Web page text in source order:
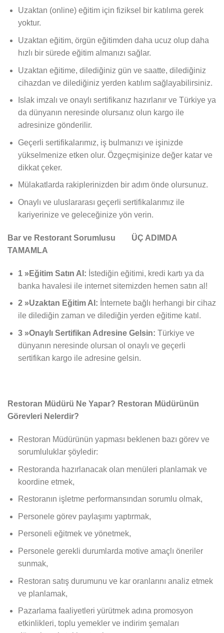
Uzaktan (online) eğitim için fiziksel bir katılıma gerek
yoktur.
Uzaktan eğitim, örgün eğitimden daha ucuz olup daha
hızlı bir sürede eğitim almanızı sağlar.
Uzaktan eğitime, dilediğiniz gün ve saatte, dilediğiniz
cihazdan ve dilediğiniz yerden katılım sağlayabilirsiniz.
Islak imzalı ve onaylı sertifikanız hazırlanır ve Türkiye ya
da dünyanın neresinde olursanız olun kargo ile
adresinize gönderilir.
Geçerli sertifikalarımız, iş bulmanızı ve işinizde
yükselmenize etken olur. Özgeçmişinize değer katar ve
dikkat çeker.
Mülakatlarda rakiplerinizden bir adım önde olursunuz.
Onaylı ve uluslararası geçerli sertifikalarımız ile
kariyerinize ve geleceğinize yön verin.
Bar ve Restorant Sorumlusu ÜÇ ADIMDA
TAMAMLA
1 »Eğitim Satın Al: İstediğin eğitimi, kredi kartı ya da
banka havalesi ile internet sitemizden hemen satın al!
2 »Uzaktan Eğitim Al: İnternete bağlı herhangi bir cihaz
ile dilediğin zaman ve dilediğin yerden eğitime katıl.
3 »Onaylı Sertifikan Adresine Gelsin: Türkiye ve
dünyanın neresinde olursan ol onaylı ve geçerli
sertifikan kargo ile adresine gelsin.
Restoran Müdürü Ne Yapar? Restoran Müdürünün
Görevleri Nelerdir?
Restoran Müdürünün yapması beklenen bazı görev ve
sorumluluklar şöyledir:
Restoranda hazırlanacak olan menüleri planlamak ve
koordine etmek,
Restoranın işletme performansından sorumlu olmak,
Personele görev paylaşımı yaptırmak,
Personeli eğitmek ve yönetmek,
Personele gerekli durumlarda motive amaçlı öneriler
sunmak,
Restoran satış durumunu ve kar oranlarını analiz etmek
ve planlamak,
Pazarlama faaliyetleri yürütmek adına promosyon
etkinlikleri, toplu yemekler ve indirim şemaları